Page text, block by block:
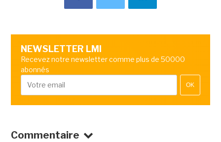
NEWSLETTER LMI
Recevez notre newsletter comme plus de 50000
abonnés
OK
Commentaire